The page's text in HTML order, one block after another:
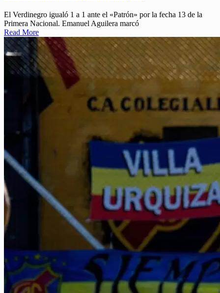
El Verdinegro igualó 1 a 1 ante el «Patrón» por la fecha 13 de la
Primera Nacional. Emanuel Aguilera marcó
Read More